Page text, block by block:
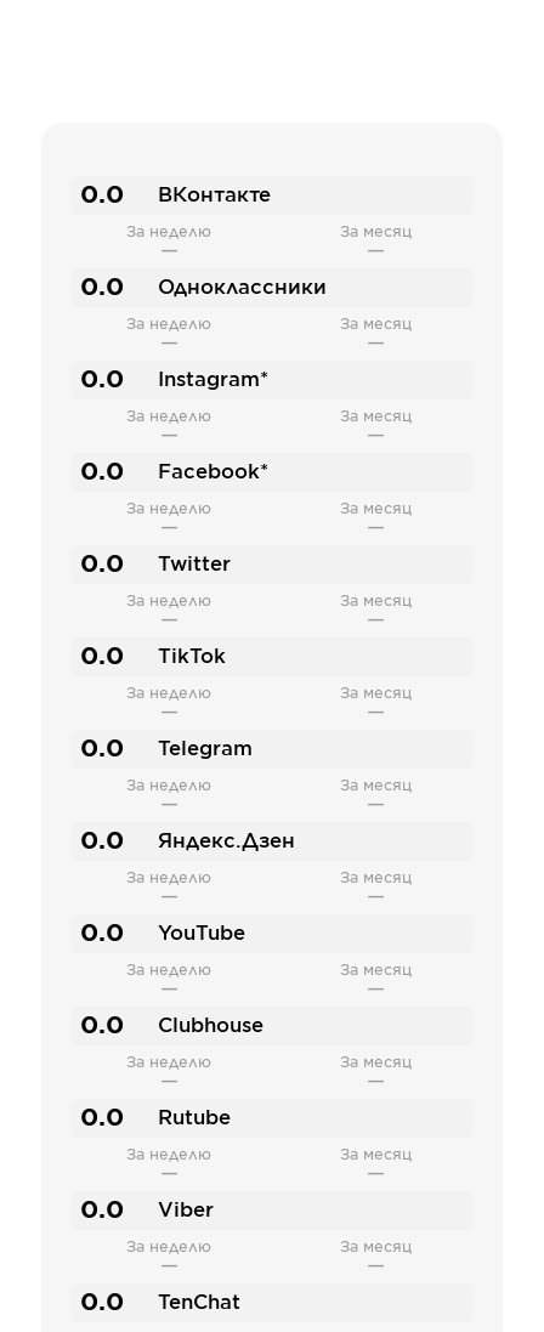
0.0 ВКонтакте
За неделю
—
За месяц
—
0.0 Одноклассники
За неделю
—
За месяц
—
0.0 Instagram*
За неделю
—
За месяц
—
0.0 Facebook*
За неделю
—
За месяц
—
0.0 Twitter
За неделю
—
За месяц
—
0.0 TikTok
За неделю
—
За месяц
—
0.0 Telegram
За неделю
—
За месяц
—
0.0 Яндекс.Дзен
За неделю
—
За месяц
—
0.0 YouTube
За неделю
—
За месяц
—
0.0 Clubhouse
За неделю
—
За месяц
—
0.0 Rutube
За неделю
—
За месяц
—
0.0 Viber
За неделю
—
За месяц
—
0.0 TenChat